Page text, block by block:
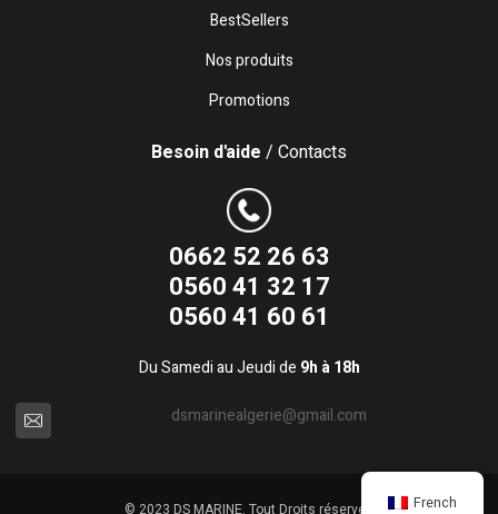
BestSellers
Nos produits
Promotions
Besoin d'aide / Contacts
0662 52 26 63
0560 41 32 17
0560 41 60 61
Du Samedi au Jeudi de 9h à 18h
dsmarinealgerie@gmail.com
© 2023 DS MARINE. Tout Droits réservés French